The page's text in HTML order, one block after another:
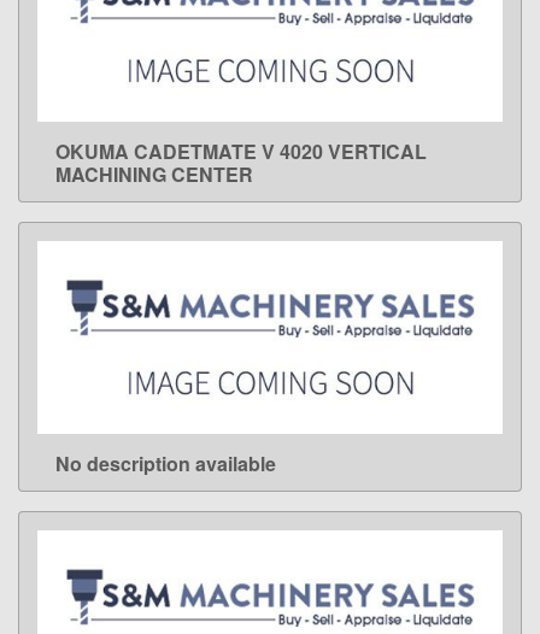
LEARN MORE
OKUMA CADETMATE V 4020 VERTICAL
MACHINING CENTER
LEARN MORE
No description available